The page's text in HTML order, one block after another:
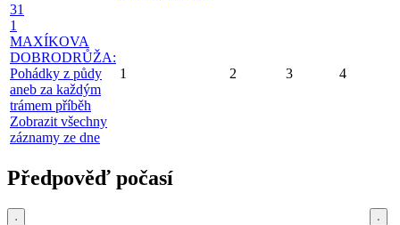
31
1
MAXÍKOVA
DOBRODRŮŽA:
Pohádky z půdy
aneb za každým
trámem příběh
Zobrazit všechny
záznamy ze dne
1 2 3 4
Předpověď počasí